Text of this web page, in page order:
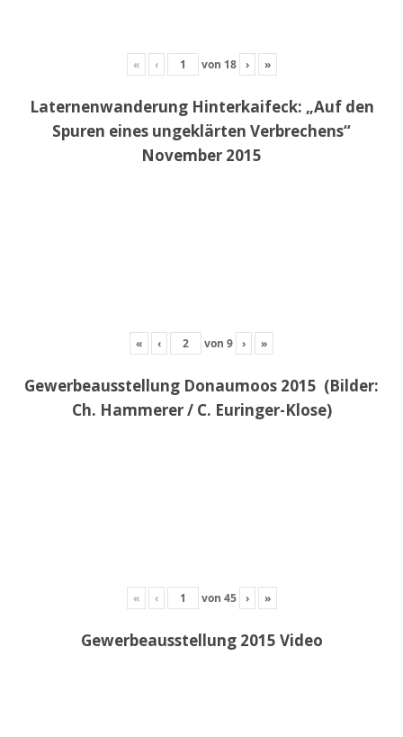
« ‹ von 18 › »
Laternenwanderung Hinterkaifeck: „Auf den
Spuren eines ungeklärten Verbrechens“
November 2015
« ‹ von 9 › »
Gewerbeausstellung Donaumoos 2015 (Bilder:
Ch. Hammerer / C. Euringer-Klose)
« ‹ von 45 › »
Gewerbeausstellung 2015 Video